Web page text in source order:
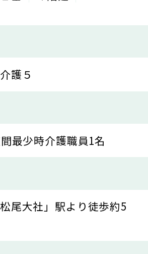
護５
最少時介護職員1名
尾大社」駅より徒歩約5